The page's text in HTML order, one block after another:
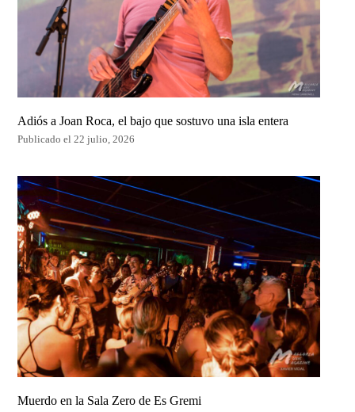
Adiós a Joan Roca, el bajo que sostuvo una isla entera
Publicado el 22 julio, 2026
Muerdo en la Sala Zero de Es Gremi